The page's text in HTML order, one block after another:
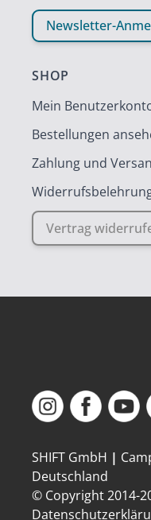
Newsletter-
SHOP
Mein
Bestellungen
Zahlung und
Vertrag
SHIFT GmbH |
Deutschland
© Copyright 2014-